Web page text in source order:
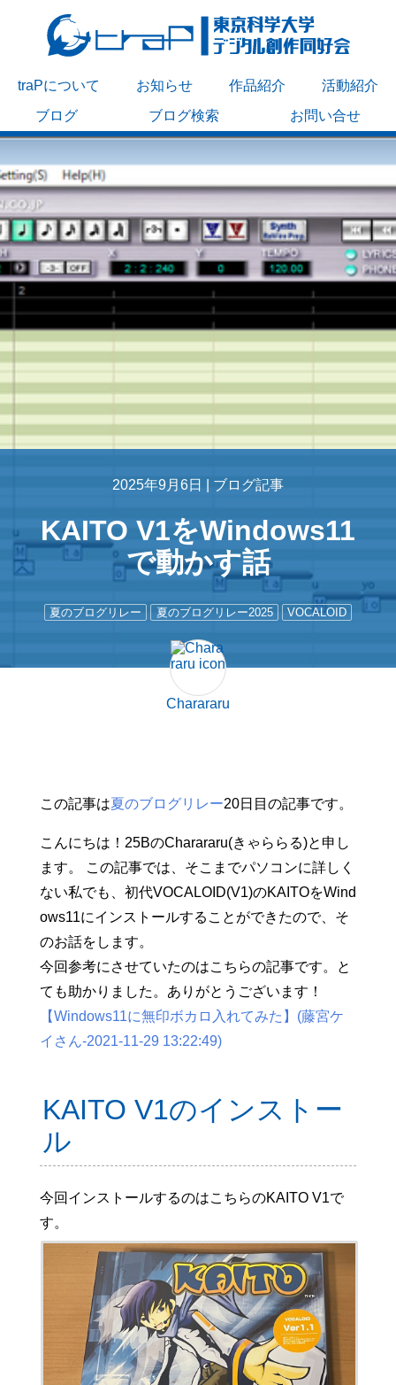
traPについて お知らせ 作品紹介
活動紹介
ブログ
ブログ検索 お問い合せ
2025年9月6日 | ブログ記事
KAITO V1をWindows11
で動かす話
夏のブログリレー 夏のブログリレー2025 VOCALOID
Charararu
この記事は夏のブログリレー20日目の記事です。
こんにちは！25BのCharararu(きゃららる)と申し
ます。 この記事では、そこまでパソコンに詳しく
ない私でも、初代VOCALOID(V1)のKAITOをWind
ows11にインストールすることができたので、そ
のお話をします。
今回参考にさせていたのはこちらの記事です。と
ても助かりました。ありがとうございます！
【Windows11に無印ボカロ入れてみた】(藤宮ケ
イさん-2021-11-29 13:22:49)
KAITO V1のインストー
ル
今回インストールするのはこちらのKAITO V1で
す。